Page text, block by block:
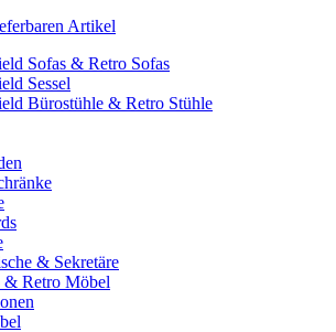
Artikel
Sofas & Retro Sofas
Sessel
Bürostühle & Retro Stühle
& Sekretäre
& Retro Möbel